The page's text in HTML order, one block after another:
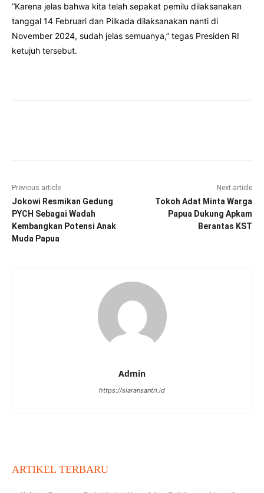
“Karena jelas bahwa kita telah sepakat pemilu dilaksanakan
tanggal 14 Februari dan Pilkada dilaksanakan nanti di
November 2024, sudah jelas semuanya,” tegas Presiden RI
ketujuh tersebut.
Previous article
Jokowi Resmikan Gedung
PYCH Sebagai Wadah
Kembangkan Potensi Anak
Muda Papua
Next article
Tokoh Adat Minta Warga
Papua Dukung Apkam
Berantas KST
Admin
https://siaransantri.id
ARTIKEL TERBARU